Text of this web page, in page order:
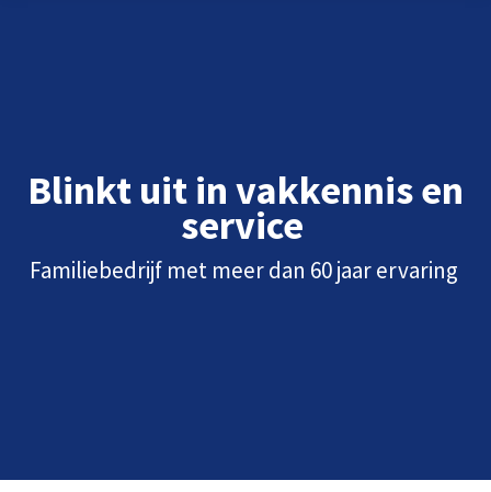
Blinkt uit in vakkennis en
service
Familiebedrijf met meer dan 60 jaar ervaring